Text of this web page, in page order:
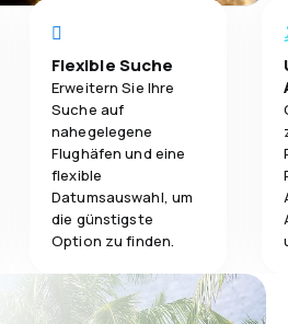
Flexible Suche
Erweitern Sie Ihre
Suche auf
nahegelegene
Flughäfen und eine
flexible
Datumsauswahl, um
die günstigste
Option zu finden.